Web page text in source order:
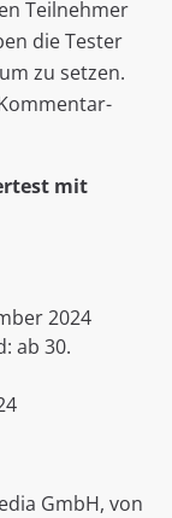
Teilnehmer
die Tester
zu setzen.
mit
2024
ab 30.
GmbH, von